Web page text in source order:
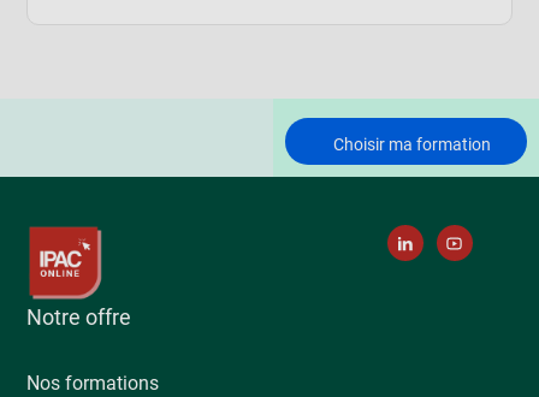
Choisir ma formation
Notre offre
Nos formations